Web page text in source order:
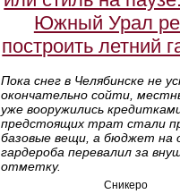
Южный Урал
построить летний
Пока снег в Челябинске не
окончательно сойти,
уже вооружились
предстоящих трат стали
базовые вещи, а бюджет на
гардероба перевалил за
отметку.
Сникеро